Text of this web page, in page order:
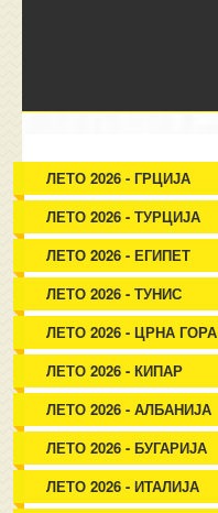
ЛЕТО 2026 - ГРЦИЈА
ЛЕТО 2026 - ТУРЦИЈА
ЛЕТО 2026 - ЕГИПЕТ
ЛЕТО 2026 - ТУНИС
ЛЕТО 2026 - ЦРНА ГОРА
ЛЕТО 2026 - КИПАР
ЛЕТО 2026 - АЛБАНИЈА
ЛЕТО 2026 - БУГАРИЈА
ЛЕТО 2026 - ИТАЛИЈА